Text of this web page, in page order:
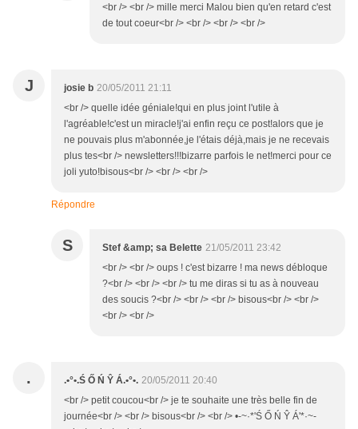
<br /> <br /> mille merci Malou bien qu'en retard c'est
de tout coeur<br /> <br /> <br /> <br />
J josie b 20/05/2011 21:11
<br /> quelle idée géniale!qui en plus joint l'utile à
l'agréable!c'est un miracle!j'ai enfin reçu ce post!alors que je
ne pouvais plus m'abonnée,je l'étais déjà,mais je ne recevais
plus tes<br /> newsletters!!!bizarre parfois le net!merci pour ce
joli yuto!bisous<br /> <br /> <br />
Répondre
S Stef &amp; sa Belette 21/05/2011 23:42
<br /> <br /> oups ! c'est bizarre ! ma news débloque
?<br /> <br /> <br /> tu me diras si tu as à nouveau
des soucis ?<br /> <br /> <br /> bisous<br /> <br />
<br /> <br />
. .•°•.Ś Ő Ń Ŷ Á.•°•. 20/05/2011 20:40
<br /> petit coucou<br /> je te souhaite une très belle fin de
journée<br /> <br /> bisous<br /> <br /> •-~·*'Ś Ő Ń Ŷ Á'*·~-